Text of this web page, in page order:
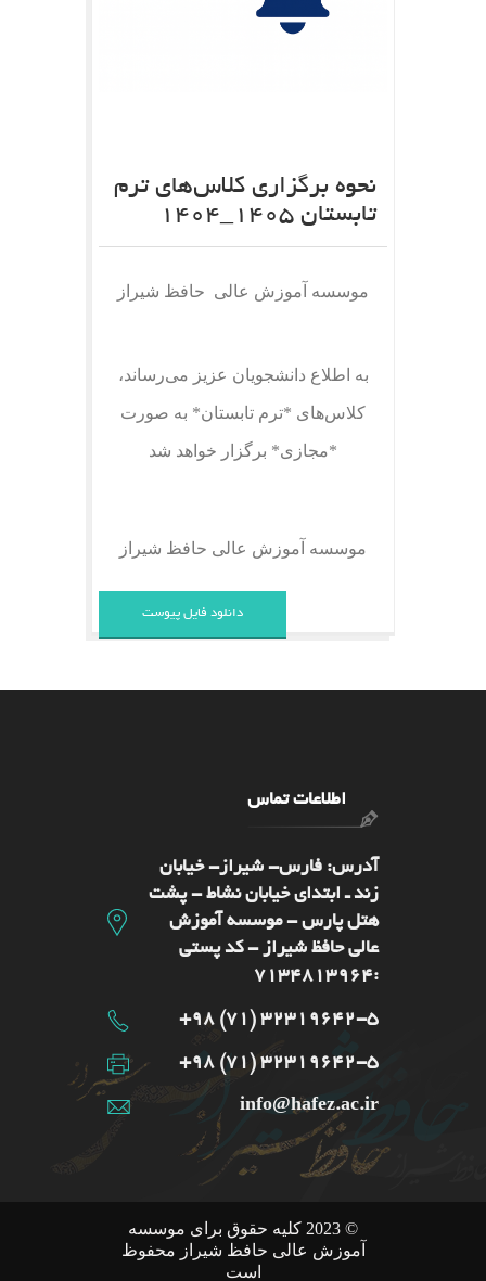
نحوه برگزاری کلاس‌های ترم
تابستان 1405_1404
موسسه آموزش عالی حافظ شیراز
به اطلاع دانشجویان عزیز می‌رساند،
کلاس‌های *ترم تابستان* به صورت
*مجازی* برگزار خواهد شد
موسسه آموزش عالی حافظ شیراز
دانلود فایل پیوست
اطلاعات تماس
آدرس: فارس- شيراز- خیابان
زند ـ ابتدای خیابان نشاط - پشت
هتل پارس - موسسه آموزش
عالی حافظ شیراز - کد پستی
:7134813964
32319642-5 (71) 98+
32319642-5 (71) 98+
info@hafez.ac.ir
© 2023 کلیه حقوق برای موسسه
آموزش عالی حافظ شیراز محفوظ
است